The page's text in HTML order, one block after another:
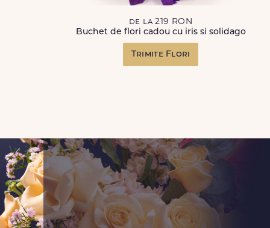
de la 219 RON
Buchet de flori cadou cu iris si solidago
Trimite Flori